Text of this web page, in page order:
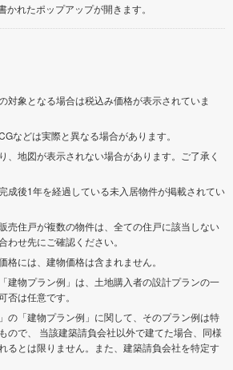
れたポップアップが開きます。
対象となる場合は税込み価格が表示されていま
などは実際と異なる場合があります。
、地図が表示されない場合があります。ご了承く
成後1年を経過している未入居物件が掲載されてい
売住戸が複数の物件は、全ての住戸に該当しない
せ先にご確認ください。
格には、建物価格は含まれません。
建物プラン例」は、土地購入者の設計プランの一
否は任意です。
の「建物プラン例」に関して、そのプラン例は特
ので、 当該建築請負会社以外で建てた場合、同様
るとは限りません。また、建築請負会社を特定す